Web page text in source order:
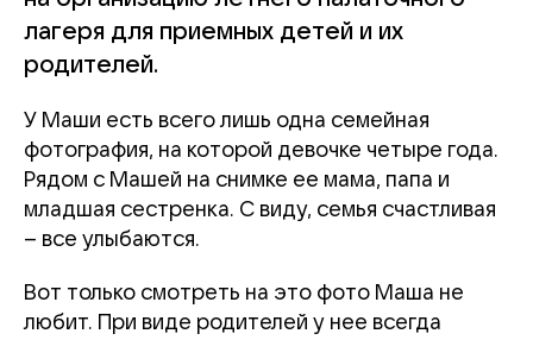
лагеря для приемных детей и их
родителей.
У Маши есть всего лишь одна семейная
фотография, на которой девочке четыре года.
Рядом с Машей на снимке ее мама, папа и
младшая сестренка. С виду, семья счастливая
– все улыбаются.
Вот только смотреть на это фото Маша не
любит. При виде родителей у нее всегда